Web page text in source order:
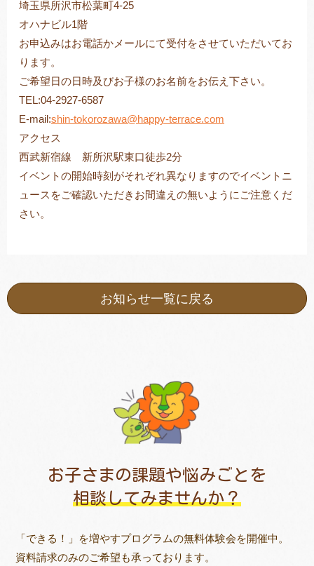
埼玉県所沢市松葉町4-25
オハナビル1階
お申込みはお電話かメールにて受付をさせていただいてお
ります。
ご希望日の日時及びお子様のお名前をお伝え下さい。
TEL:04-2927-6587
E-mail:shin-tokorozawa@happy-terrace.com
アクセス
西武新宿線 新所沢駅東口徒歩2分
イベントの開始時刻がそれぞれ異なりますのでイベントニ
ュースをご確認いただきお間違えの無いようにご注意くだ
さい。
お知らせ一覧に戻る
お子さまの課題や悩みごとを
相談してみませんか？
「できる！」を増やすプログラムの無料体験会を開催中。
資料請求のみのご希望も承っております。